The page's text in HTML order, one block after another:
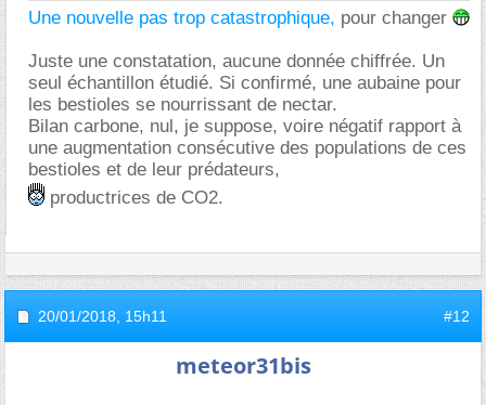
Une nouvelle pas trop catastrophique, pour changer
Juste une constatation, aucune donnée chiffrée. Un
seul échantillon étudié. Si confirmé, une aubaine pour
les bestioles se nourrissant de nectar.
Bilan carbone, nul, je suppose, voire négatif rapport à
une augmentation consécutive des populations de ces
bestioles et de leur prédateurs,
productrices de CO2.
20/01/2018, 15h11 #12
meteor31bis